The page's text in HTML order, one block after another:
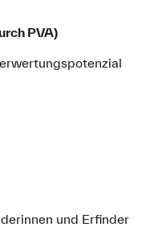
PVA)
und Erfinder